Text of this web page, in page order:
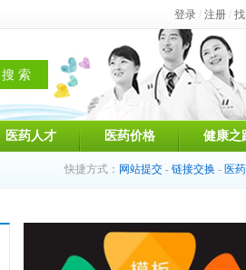
登录 / 注册 /
医药人才 医药价格 健康之
快捷方式： 网站提交 - 链接交换 - 医